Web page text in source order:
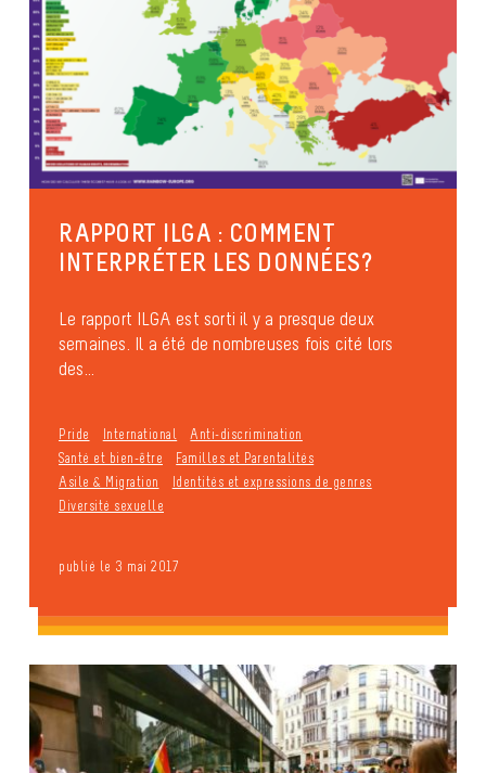
RAPPORT ILGA : COMMENT
INTERPRÉTER LES DONNÉES?
Le rapport ILGA est sorti il y a presque deux
semaines. Il a été de nombreuses fois cité lors
des...
Pride International
Anti-discrimination
Santé et bien-être
Familles et Parentalités
Asile & Migration
Identités et expressions de genres
Diversité sexuelle
publié le 3 mai 2017